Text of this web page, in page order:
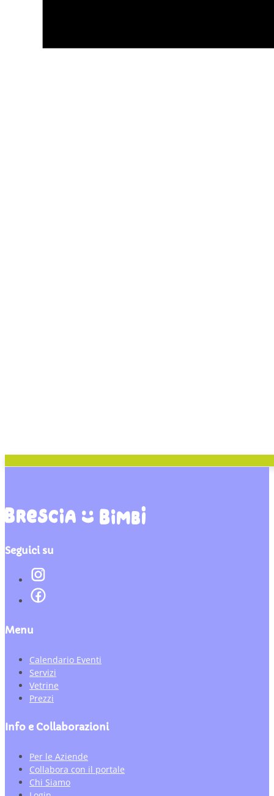
Seguici su
Menu
Calendario Eventi
Servizi
Vetrine
Prezzi
Info e Collaborazioni
Per le Aziende
Collabora con il portale
Chi Siamo